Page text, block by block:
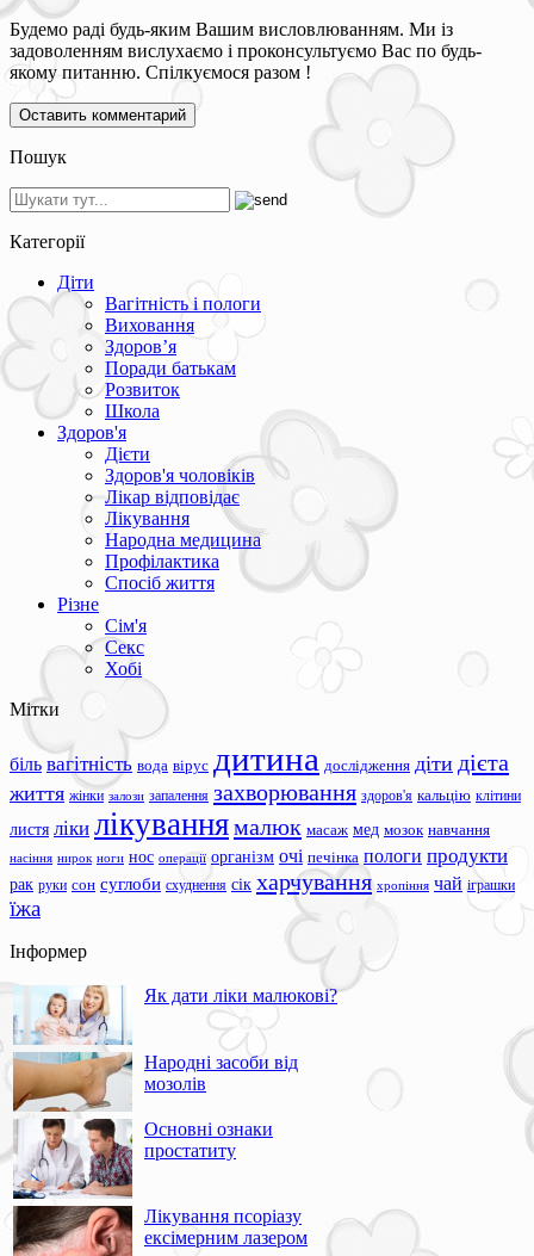
Будемо раді будь-яким Вашим висловлюванням. Ми із
задоволенням вислухаємо і проконсультуємо Вас по будь-
якому питанню. Спілкуємося разом !
Пошук
Категорії
Діти
Вагітність і пологи
Виховання
Здоров’я
Поради батькам
Розвиток
Школа
Здоров'я
Дієти
Здоров'я чоловіків
Лікар відповідає
Лікування
Народна медицина
Профілактика
Спосіб життя
Різне
Сім'я
Секс
Хобі
Мітки
біль вагітність вода вірус дитина дослідження діти дієта
життя жінки залози запалення захворювання здоров'я кальцію клітини
листя ліки лікуваннямалюк масаж мед мозок навчання
насіння нирок ноги нос операції організм очі печінка пологи продукти
рак руки сон суглоби схуднення сік харчування хропіння чай іграшки
їжа
Інформер
Як дати ліки малюкові?
Народні засоби від
мозолів
Основні ознаки
простатиту
Лікування псоріазу
ексімерним лазером